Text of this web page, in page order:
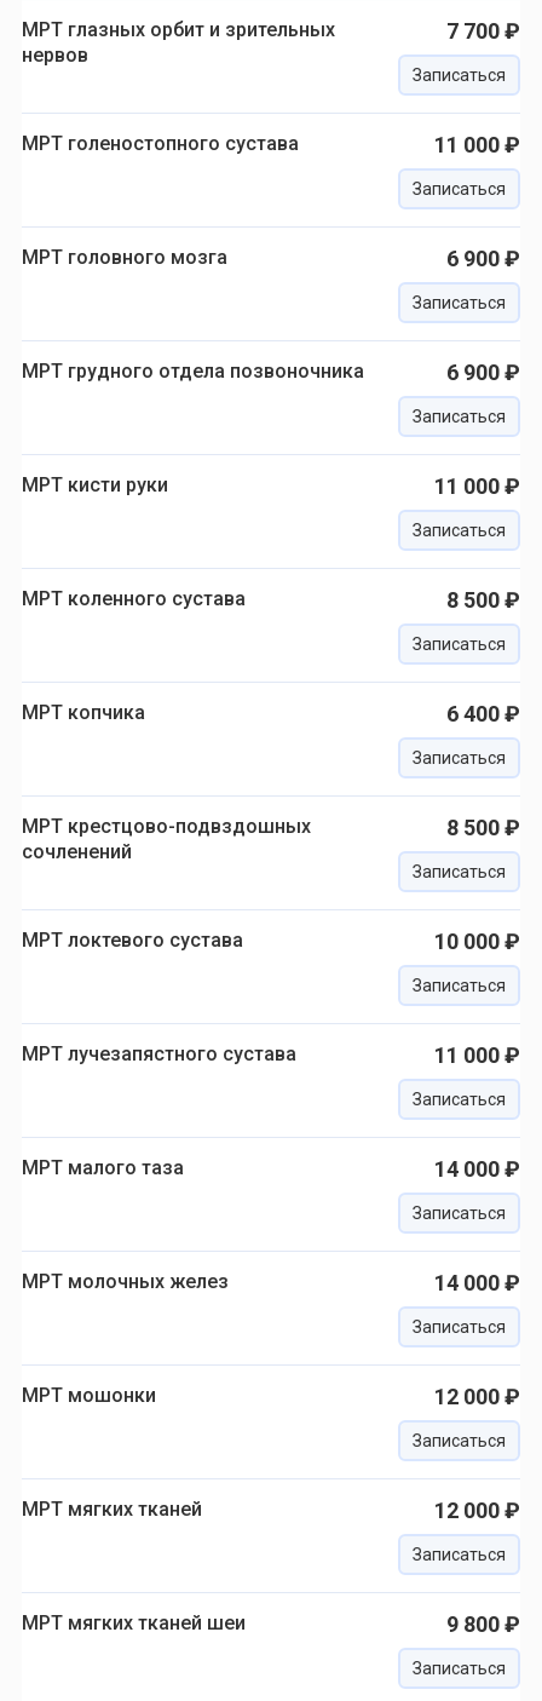
МРТ глазных орбит и зрительных
нервов
7 700 ₽
Записаться
МРТ голеностопного сустава 11 000 ₽
Записаться
МРТ головного мозга 6 900 ₽
Записаться
МРТ грудного отдела позвоночника 6 900 ₽
Записаться
МРТ кисти руки 11 000 ₽
Записаться
МРТ коленного сустава 8 500 ₽
Записаться
МРТ копчика 6 400 ₽
Записаться
МРТ крестцово-подвздошных
сочленений
8 500 ₽
Записаться
МРТ локтевого сустава 10 000 ₽
Записаться
МРТ лучезапястного сустава 11 000 ₽
Записаться
МРТ малого таза 14 000 ₽
Записаться
МРТ молочных желез 14 000 ₽
Записаться
МРТ мошонки 12 000 ₽
Записаться
МРТ мягких тканей 12 000 ₽
Записаться
МРТ мягких тканей шеи 9 800 ₽
Записаться